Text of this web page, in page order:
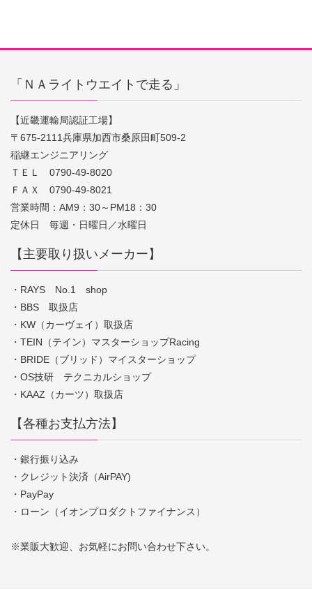
「ＮＡライトウエイトで走る」
【近畿運輸局認証工場】
〒675-2111兵庫県加西市桑原田町509-2
稲継エンジニアリング
ＴＥＬ 0790-49-8020
ＦＡＸ 0790-49-8021
営業時間：AM9：30～PM18：30
定休日 毎週・日曜日／水曜日
【主要取り扱いメーカー】
・RAYS No.1 shop
・BBS 取扱店
・KW（カーヴェイ）取扱店
・TEIN（テイン）マスターショップRacing
・BRIDE（ブリッド）マイスターショップ
・OS技研 テクニカルショップ
・KAAZ（カーツ）取扱店
【各種お支払方法】
・銀行振り込み
・クレジット決済（AirPAY)
・PayPay
・ローン（イオンプロダクトファイナンス）
※業販大歓迎、お気軽にお問い合わせ下さい。